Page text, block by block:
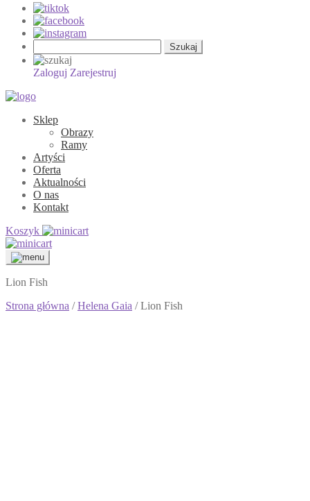
Zaloguj Zarejestruj
Sklep
Obrazy
Ramy
Artyści
Oferta
Aktualności
O nas
Kontakt
Koszyk
Lion Fish
Strona główna /Helena Gaia / Lion Fish